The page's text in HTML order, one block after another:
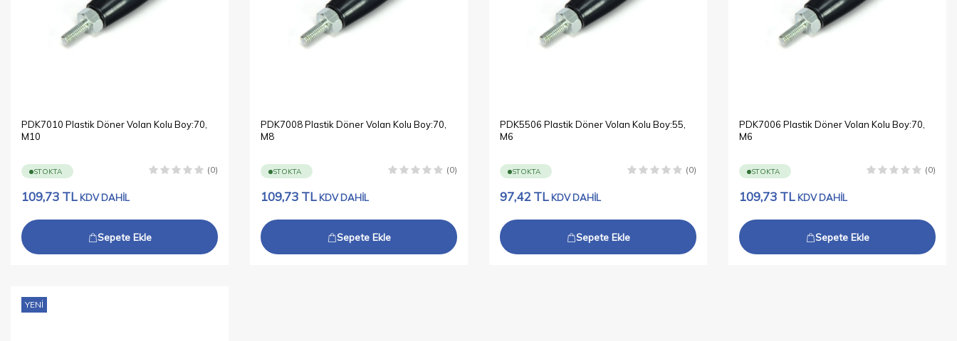
PDK7010 Plastik Döner Volan Kolu Boy:70,
M10
STOKTA (0)
109,73 TL KDV DAHİL
Sepete Ekle
PDK7008 Plastik Döner Volan Kolu Boy:70,
M8
STOKTA (0)
109,73 TL KDV DAHİL
Sepete Ekle
PDK5506 Plastik Döner Volan Kolu Boy:55,
M6
STOKTA (0)
97,42TL KDV DAHİL
Sepete Ekle
PDK7006 Plastik Döner Volan Kolu Boy:70,
M6
STOKTA (0)
109,73 TL KDV DAHİL
Sepete Ekle
YENI